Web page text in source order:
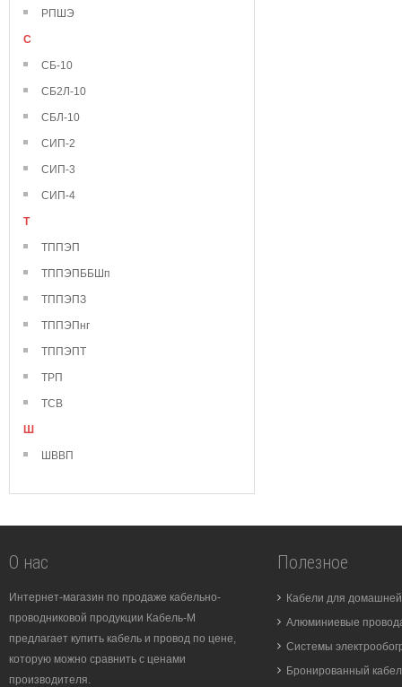
РПШЭ
С
СБ-10
СБ2Л-10
СБЛ-10
СИП-2
СИП-3
СИП-4
Т
ТППЭП
ТППЭПББШп
ТППЭПЗ
ТППЭПнг
ТППЭПТ
ТРП
ТСВ
Ш
ШВВП
О нас
Интернет-магазин по продаже кабельно-
проводниковой продукции Кабель-М
предлагает купить кабель и провод по цене,
которую можно сравнить с ценами
производителя.
Полезное
Кабели для
Алюминиевые
Системы
Бронированный